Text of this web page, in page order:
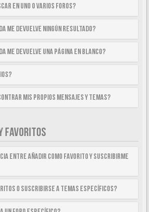
en uno o varios foros?
me devuelve ningún resultado?
me devuelve una página en blanco?
mis propios mensajes y temas?
FAVORITOS
entre añadir como Favorito y suscribirme
o suscribirse a temas específicos?